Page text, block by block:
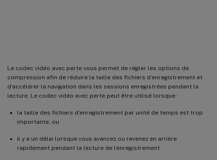
Le codec vidéo avec perte vous permet de régler les options de
compression afin de réduire la taille des fichiers d’enregistrement et
d’accélérer la navigation dans les sessions enregistrées pendant la
lecture. Le codec vidéo avec perte peut être utilisé lorsque :
la taille des fichiers d’enregistrement par unité de temps est trop
importante, ou
il y a un délai lorsque vous avancez ou revenez en arrière
rapidement pendant la lecture de l’enregistrement.